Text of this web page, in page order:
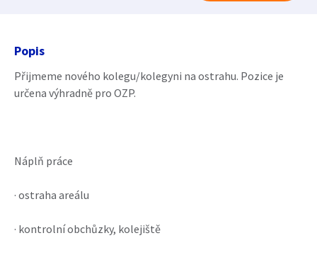
Popis
Přijmeme nového kolegu/kolegyni na ostrahu. Pozice je
určena výhradně pro OZP.
Náplň práce
· ostraha areálu
· kontrolní obchůzky, kolejiště